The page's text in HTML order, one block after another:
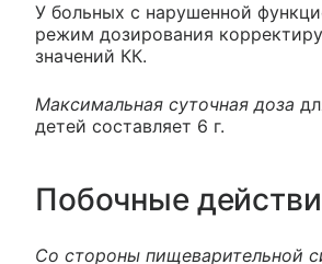
У больных с нарушенной
режим дозирования
значений КК.
Максимальная суточная доза
детей составляет 6 г.
Побочные
Со стороны пищеварительной